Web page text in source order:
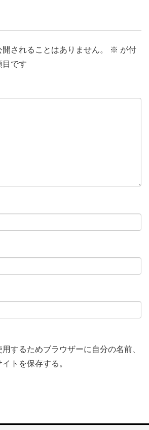
されることはありません。 ※ が付
目です
するためブラウザーに自分の名前、
トを保存する。